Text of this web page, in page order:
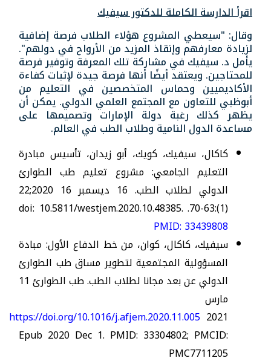
اقرأ الدارسة الكاملة للدكتور سيفيك
وقال: "سيعطي المشروع هؤلاء الطلاب فرصة إضافية
لزيادة معارفهم وإنقاذ المزيد من الأرواح في دولهم".
يأمل د. سيفيك في مشاركة تلك المعرفة وتوفير فرصة
للمحتاجين. ويعتقد أيضًا أنها فرصة جيدة لإثبات كفاءة
الأكاديميين وحماس المتخصصين في التعليم من
أبوظبي للتعاون مع المجتمع العلمي الدولي. يمكن أن
يظهر كذلك رغبة دولة الإمارات وتصميمها على
مساعدة الدول النامية وطلاب الطب في العالم.
كاكال، سيفيك، كويك، أبو زيدان، تأسيس مبادرة
التعليم الجامعي: مشروع تعليم طب الطوارئ
الدولي لطلاب الطب. 16 ديسمبر 2020 16;22
(1):63-70. doi: 10.5811/westjem.2020.10.48385.
PMID: 33439808
سيفيك، كاكال، كوان، من خط الدفاع الأول: مبادة
المسؤولية المجتمعية لتطوير مساق طب الطوارئ
الدولي عن بعد مجانا لطلاب الطب. طب الطوارئ 11
مارس
2021
https://doi.org/10.1016/j.afjem.2020.11.005
Epub 2020 Dec 1. PMID: 33304802; PMCID:
PMC7711205